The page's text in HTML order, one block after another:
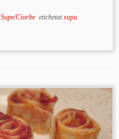
Supe/Ciorbe etichetatsupa